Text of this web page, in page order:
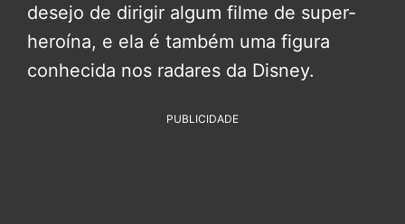
desejo de dirigir algum filme de super-
heroína, e ela é também uma figura
conhecida nos radares da Disney.
PUBLICIDADE